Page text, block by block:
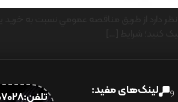
و
لینک‌های مفید: تلفن:65607028(021)